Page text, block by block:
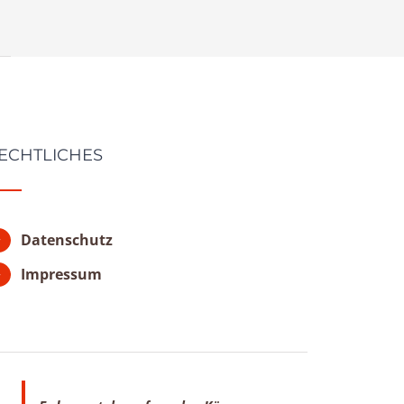
Datenschutz
Impressum